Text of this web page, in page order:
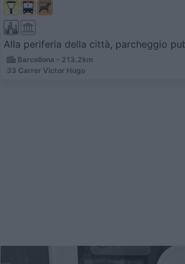
Alla periferia della città, parcheggio
Barcellona - 213.2km
33 Carrer Vi­ctor Hugo